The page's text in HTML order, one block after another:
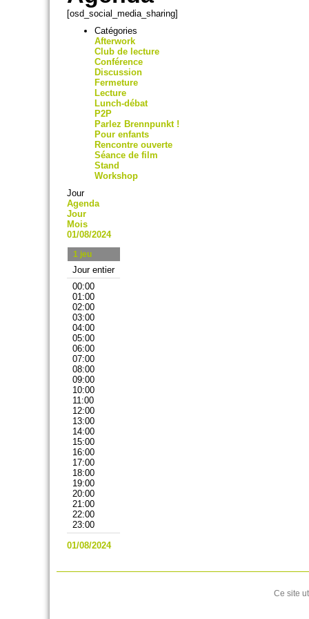
[osd_social_media_sharing]
Catégories
Afterwork
Club de lecture
Conférence
Discussion
Fermeture
Lecture
Lunch-débat
P2P
Parlez Brennpunkt !
Pour enfants
Rencontre ouverte
Séance de film
Stand
Workshop
Jour
Agenda
Jour
Mois
01/08/2024
1 jeu
Jour entier
00:00
01:00
02:00
03:00
04:00
05:00
06:00
07:00
08:00
09:00
10:00
11:00
12:00
13:00
14:00
15:00
16:00
17:00
18:00
19:00
20:00
21:00
22:00
23:00
01/08/2024
Ce site